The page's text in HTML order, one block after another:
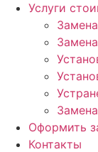
Услуги
Оформить
Контакты